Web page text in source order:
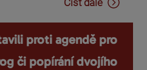
proti agendě pro
či popírání dvojího